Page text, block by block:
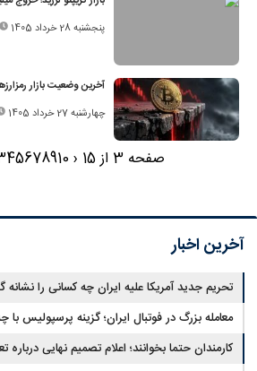
پنجشنبه 28 خرداد 1405
آخرین وضعیت بازار
چهارشنبه 27 خرداد 1405
صفحه 3 از 15 ‹
45678910
آخرین اخبار
تحریم جدید آمریکا علیه ایران چه کسانی را
معامله بزرگ در فوتبال ایران؛ گزینه پرسپولیس
کارمندان حتما بخوانند؛ اعلام تصمیم نهایی درباره